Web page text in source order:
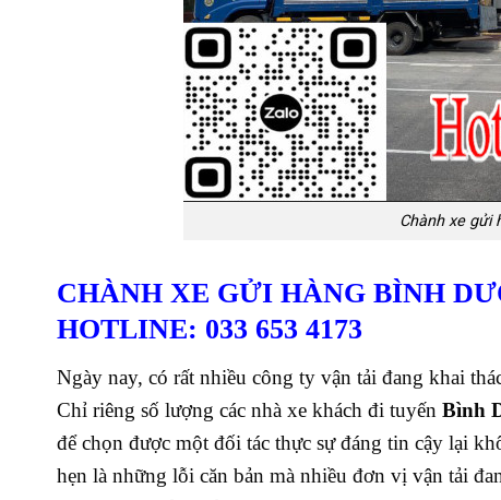
Chành xe gửi
CHÀNH XE GỬI HÀNG BÌNH
HOTLINE: 033 653 4173
Ngày nay, có rất nhiều công ty vận tải đang khai
Chỉ riêng số lượng các nhà xe khách đi tuyến Bình
để chọn được một đối tác thực sự đáng tin cậy lại
hẹn là những lỗi căn bản mà nhiều đơn vị vận tải